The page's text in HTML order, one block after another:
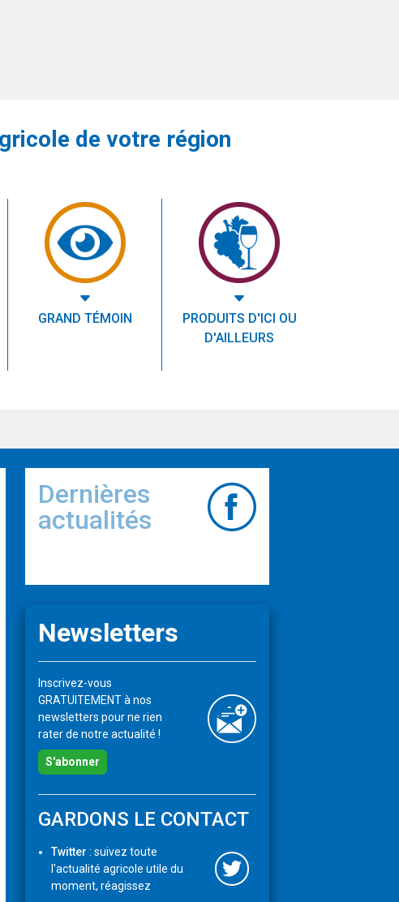
de votre région
GRAND TÉMOIN
PRODUITS D'ICI OU
D'AILLEURS
Dernières
actualités
Newsletters
Inscrivez-vous
GRATUITEMENT à nos
newsletters pour ne rien
rater de notre actualité !
S'abonner
GARDONS LE CONTACT
Twitter : suivez toute
l'actualité agricole utile du
moment, réagissez